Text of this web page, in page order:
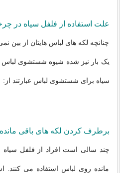
علت استفاده از فلفل سیاه در
چنانچه لکه های لباس هایتان از بین
یک بار نیز شده شیوه شستشوی لباس
سیاه برای شستشوی لباس عبارتند از:
برطرف کردن لکه های باقی
چند سالی است افراد از فلفل
مانده روی لباس استفاده می کنند.